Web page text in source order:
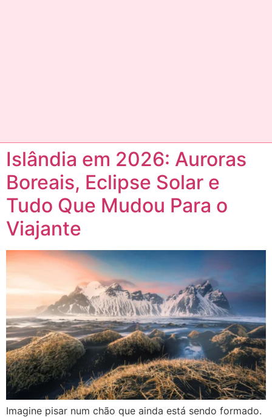
Islândia em 2026: Auroras
Boreais, Eclipse Solar e
Tudo Que Mudou Para o
Viajante
Imagine pisar num chão que ainda está sendo formado.